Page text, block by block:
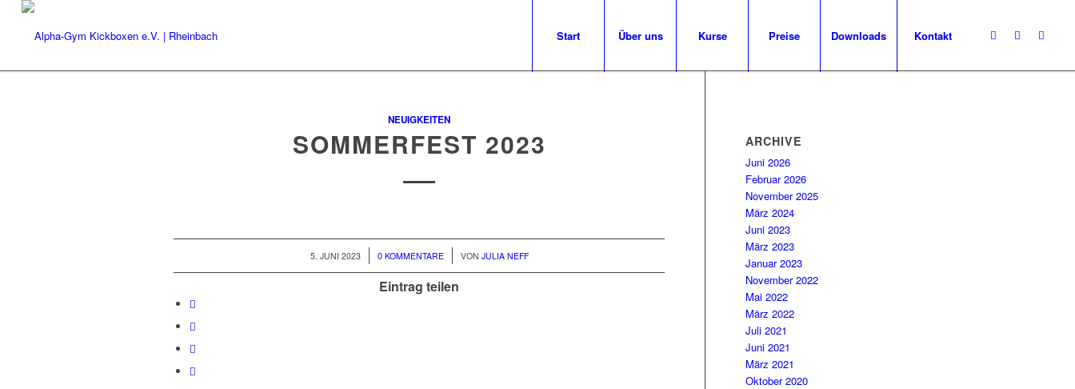
Start Über uns Kurse Preise Downloads Kontakt
NEUIGKEITEN
SOMMERFEST 2023
5. JUNI 2023
/ 0 KOMMENTARE
/ VON JULIA NEFF
Eintrag teilen
ARCHIVE
Juni 2026
Februar 2026
November 2025
März 2024
Juni 2023
März 2023
Januar 2023
November 2022
Mai 2022
März 2022
Juli 2021
Juni 2021
März 2021
Oktober 2020